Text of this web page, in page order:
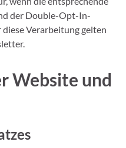
der Double-Opt-In-
diese Verarbeitung gelten
Website und